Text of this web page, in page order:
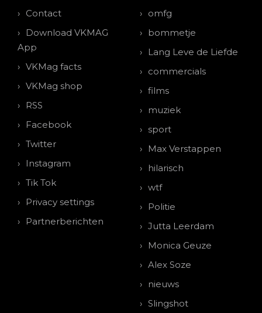
Contact
Download VKMAG
App
VKMag facts
VKMag shop
RSS
Facebook
Twitter
Instagram
Tik Tok
Privacy settings
Partnerberichten
omfg
bommetje
Lang Leve de Liefde
commercials
films
muziek
sport
Max Verstappen
hilarisch
wtf
Politie
Jutta Leerdam
Monica Geuze
Alex Soze
nieuws
Slingshot